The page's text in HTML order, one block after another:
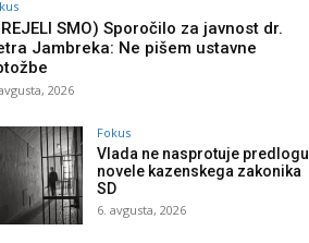
SMO) Sporočilo za javnost dr.
Jambreka: Ne pišem ustavne
2026
Fokus
Vlada ne nasprotuje predlogu
novele kazenskega zakonika
SD
6. avgusta, 2026